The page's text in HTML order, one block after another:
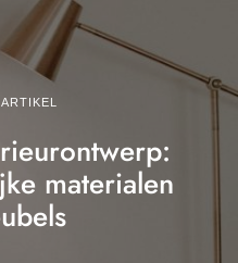
materialen